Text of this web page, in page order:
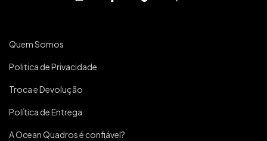
Quem Somos
Politica de Privacidade
Troca e Devolução
Política de Entrega
A Ocean Quadros é confiável?